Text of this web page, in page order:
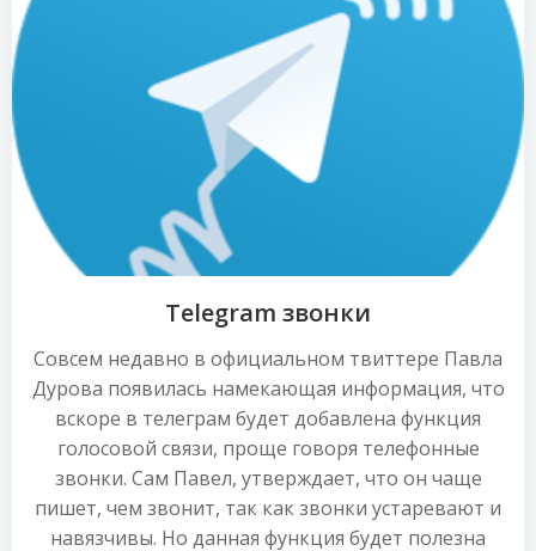
Telegram звонки
Совсем недавно в официальном твиттере Павла
Дурова появилась намекающая информация, что
вскоре в телеграм будет добавлена функция
голосовой связи, проще говоря телефонные
звонки. Сам Павел, утверждает, что он чаще
пишет, чем звонит, так как звонки устаревают и
навязчивы. Но данная функция будет полезна